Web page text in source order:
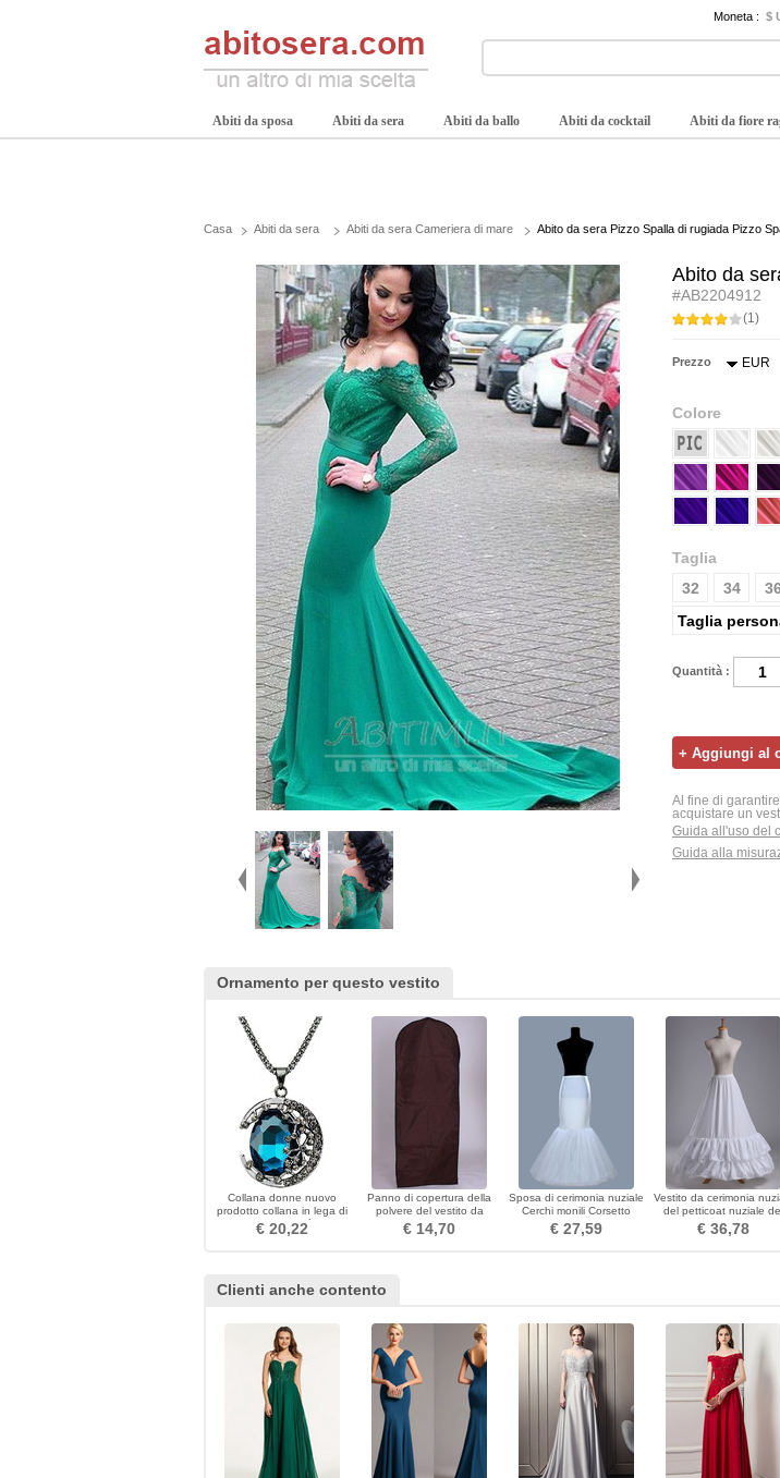
Moneta : $
Abiti da sposa Abiti da sera Abiti da ballo Abiti da cocktail Abiti da fiore
Casa Abiti da sera Abiti da sera Cameriera di mare Abito da sera Pizzo Spalla di rugiada Pizzo
Abito da
#AB2204912
(1)
Prezzo EUR
Colore
Taglia
32
34
Taglia
Quantità :
Al fine di
acquistare un
Guida all'uso del
Guida alla
Ornamento per questo vestito
Collana donne nuovo
prodotto collana in lega di
cristallo retrò
€ 20,22
Panno di copertura della
polvere del vestito da
cerimonia marrone che
appende vestito da
€ 14,70
Sposa di cerimonia nuziale
Cerchi monili Corsetto
materiale elastico Abito
completo
€ 27,59
Vestito da cerimonia
del petticoat nuziale
merletto che borda il
lungo del poliestere
€ 36,78
Clienti anche contento